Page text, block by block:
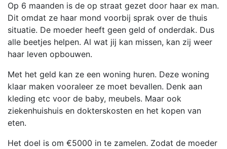
Op 6 maanden is de op straat gezet door haar ex man.
Dit omdat ze haar mond voorbij sprak over de thuis
situatie. De moeder heeft geen geld of onderdak. Dus
alle beetjes helpen. Al wat jij kan missen, kan zij weer
haar leven opbouwen.
Met het geld kan ze een woning huren. Deze woning
klaar maken vooraleer ze moet bevallen. Denk aan
kleding etc voor de baby, meubels. Maar ook
ziekenhuishuis en dokterskosten en het kopen van
eten.
Het doel is om €5000 in te zamelen. Zodat de moeder